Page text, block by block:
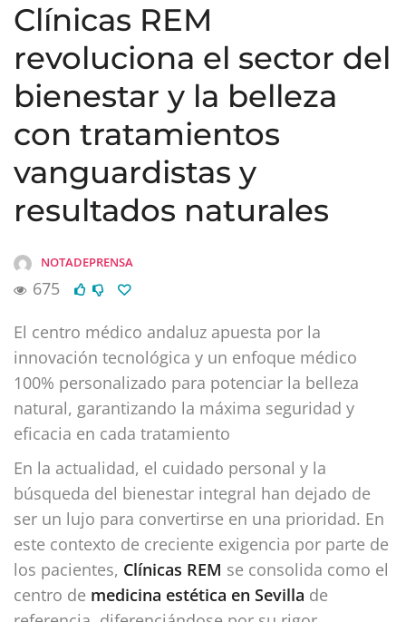
Clínicas REM
revoluciona el sector del
bienestar y la belleza
con tratamientos
vanguardistas y
resultados naturales
NOTADEPRENSA
675
El centro médico andaluz apuesta por la
innovación tecnológica y un enfoque médico
100% personalizado para potenciar la belleza
natural, garantizando la máxima seguridad y
eficacia en cada tratamiento
En la actualidad, el cuidado personal y la
búsqueda del bienestar integral han dejado de
ser un lujo para convertirse en una prioridad. En
este contexto de creciente exigencia por parte de
los pacientes, Clínicas REM se consolida como el
centro de medicina estética en Sevilla de